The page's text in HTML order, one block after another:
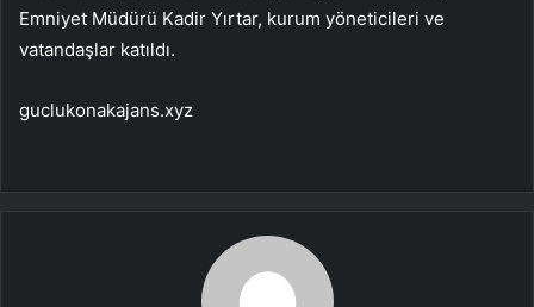
Emniyet Müdürü Kadir Yırtar, kurum yöneticileri ve
vatandaşlar katıldı.
guclukonakajans.xyz